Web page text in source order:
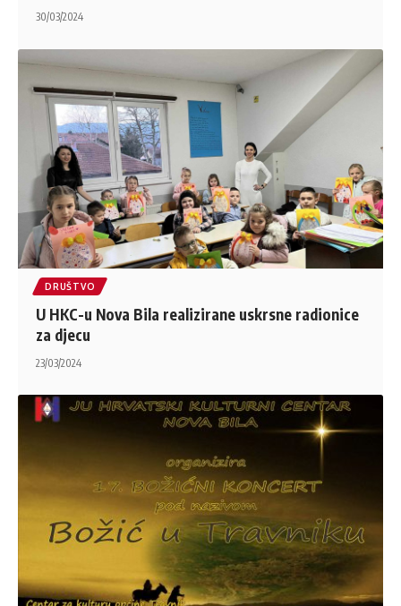
30/03/2024
DRUŠTVO
U HKC-u Nova Bila realizirane uskrsne radionice
za djecu
23/03/2024